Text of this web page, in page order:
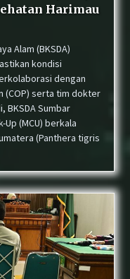
Satwa Lutung di Pasar
Beruang Madu
Lakukan
Kandang Jebak untuk
Aktivitas Pendakian
via Pandai
Harimau
Alam (BKSDA)
kondisi
dengan
(COP) serta tim dokter
BKSDA Sumbar
(MCU) berkala
(Panthera tigris